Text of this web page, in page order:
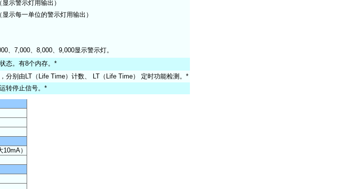
（显示警示灯用输出）
（显示每一单位的警示灯用输出）
、7,000、8,000、9,000显示警示灯。
态。有8个内存。*
别由LT（Life Time）计数、 LT（Life Time） 定时功能检测。*
转停止信号。*
）